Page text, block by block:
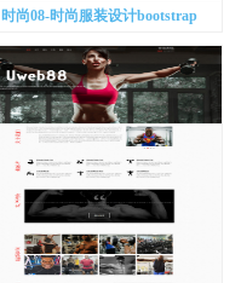
时尚08-时尚服装设计bootstrap